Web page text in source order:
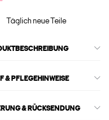
Täglich neue Teile
& PFLEGEHINWEISE
& RÜCKSENDUNG